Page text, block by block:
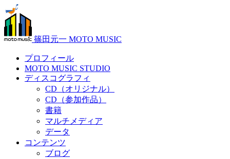
篠田元一 MOTO MUSIC
プロフィール
MOTO MUSIC STUDIO
ディスコグラフィ
CD（オリジナル）
CD（参加作品）
書籍
マルチメディア
データ
コンテンツ
ブログ